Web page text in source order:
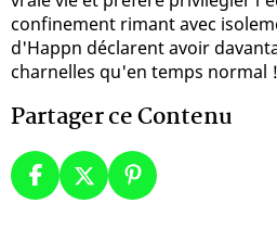
confinement rimant avec
d'Happn déclarent avoir
charnelles qu'en temps normal !
Partager ce Contenu